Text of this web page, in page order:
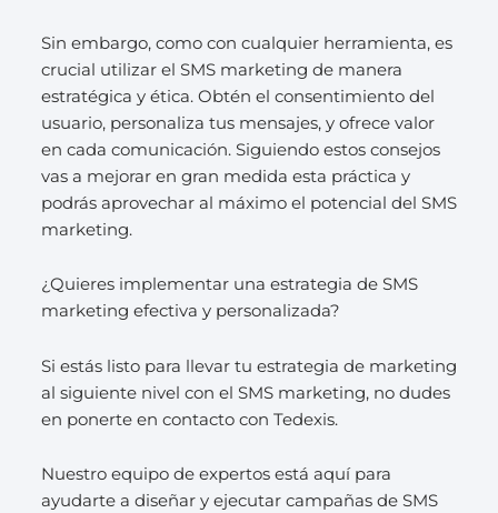
Sin embargo, como con cualquier herramienta, es
crucial utilizar el SMS marketing de manera
estratégica y ética. Obtén el consentimiento del
usuario, personaliza tus mensajes, y ofrece valor
en cada comunicación. Siguiendo estos consejos
vas a mejorar en gran medida esta práctica y
podrás aprovechar al máximo el potencial del SMS
marketing.
¿Quieres implementar una estrategia de SMS
marketing efectiva y personalizada?
Si estás listo para llevar tu estrategia de marketing
al siguiente nivel con el SMS marketing, no dudes
en ponerte en contacto con Tedexis.
Nuestro equipo de expertos está aquí para
ayudarte a diseñar y ejecutar campañas de SMS